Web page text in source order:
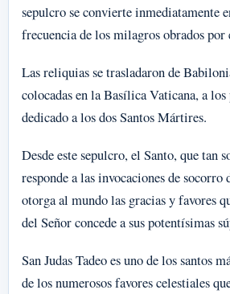
sepulcro se convierte inmediatamente
frecuencia de los milagros obrados por
Las reliquias se trasladaron de
colocadas en la Basílica Vaticana, a
dedicado a los dos Santos Mártires.
Desde este sepulcro, el Santo, que tan
responde a las invocaciones de socorro
otorga al mundo las gracias y favores
del Señor concede a sus potentísimas
San Judas Tadeo es uno de los santos
de los numerosos favores celestiales